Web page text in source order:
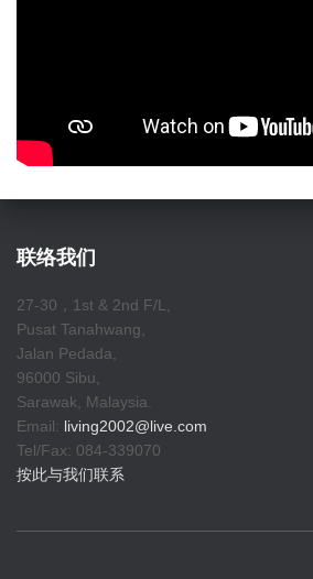
联络我们
27-30，1st & 2nd F/L,
Pusat Tanahwang,
Jalan Pedada,
96000 Sibu,
Sarawak, Malaysia.
Email: living2002@live.com
Tel/Fax: 084-339070
按此与我们联系